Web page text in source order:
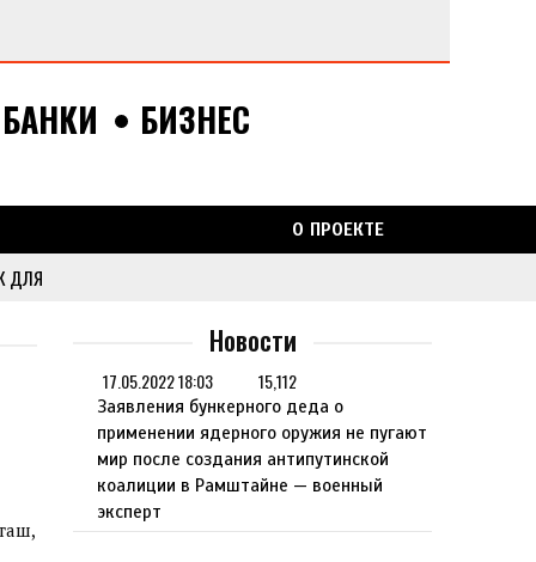
БАНКИ БИЗНЕС
О ПРОЕКТЕ
ДЛЯ
Новости
17.05.2022 18:03 15,112
Заявления бункерного деда о
применении ядерного оружия не пугают
мир после создания антипутинской
коалиции в Рамштайне — военный
эксперт